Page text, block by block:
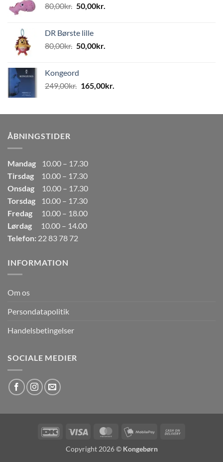
499,00kr..
80,00kr. Den
var:
80,00kr..
50,00kr.
50,00kr..
DR Børste lille
80,00kr. Den
var:
80,00kr..
50,00kr.
50,00kr..
Kongeord
249,00kr. Den
var:
165,00kr.
er:
ÅBNINGSTIDER
Mandag
10.00 – 17.30
Tirsdag
10.00 – 17.30
Onsdag
10.00 – 17.30
Torsdag
10.00 – 17.30
Fredag
10.00 – 18.00
Lørdag
10.00 – 14.00
Telefon: 22 83 78 72
INFORMATION
Om os
Persondatapolitik
Handelsbetingelser
SOCIALE MEDIER
DanKortVisa MasterCardMobilePay
Copyright 2026 © Kongebørn